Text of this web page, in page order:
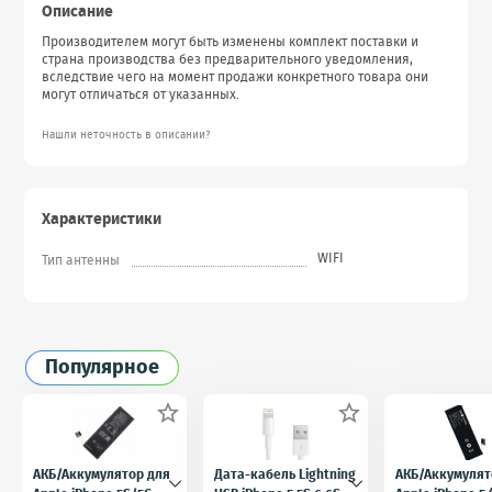
Описание
Производителем могут быть изменены комплект поставки и
страна производства без предварительного уведомления,
вследствие чего на момент продажи конкретного товара они
могут отличаться от указанных.
Нашли неточность в описании?
Характеристики
Тип антенны WIFI
Популярное

АКБ/Аккумулятор для

Дата-кабель Lightning
АКБ/